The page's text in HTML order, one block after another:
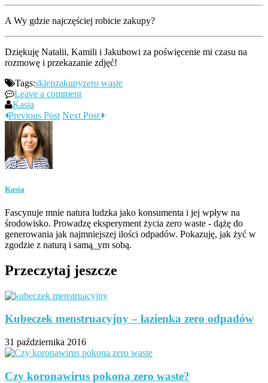
A Wy gdzie najczęściej robicie zakupy?
Dziękuję Natalii, Kamili i Jakubowi za poświęcenie mi czasu na
rozmowę i przekazanie zdjęć!
Tags:sklepzakupyzero waste
Leave a comment
Kasia
Previous Post Next Post
Kasia
Fascynuje mnie natura ludzka jako konsumenta i jej wpływ na
środowisko. Prowadzę eksperyment życia zero waste - dążę do
generowania jak najmniejszej ilości odpadów. Pokazuję, jak żyć w
zgodzie z naturą i samą_ym sobą.
Przeczytaj jeszcze
Kubeczek menstruacyjny – łazienka zero odpadów
31 października 2016
Czy koronawirus pokona zero waste?